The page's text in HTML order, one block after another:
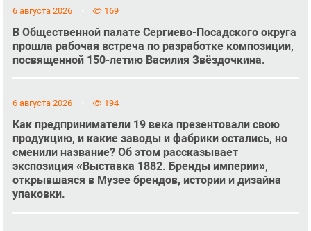
6 августа 2026 169
В Общественной палате Сергиево-Посадского округа
прошла рабочая встреча по разработке композиции,
посвященной 150-летию Василия Звёздочкина.
6 августа 2026 194
Как предприниматели 19 века презентовали свою
продукцию, и какие заводы и фабрики остались, но
сменили название? Об этом рассказывает
экспозиция «Выставка 1882. Бренды империи»,
открывшаяся в Музее брендов, истории и дизайна
упаковки.